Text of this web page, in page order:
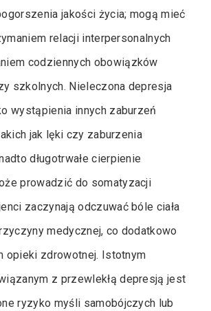
jakości życia; mogą mieć
relacji interpersonalnych
codziennych obowiązków
szkolnych. Nieleczona depresja
wystąpienia innych zaburzeń
jak lęki czy zaburzenia
długotrwałe cierpienie
prowadzić do somatyzacji
zaczynają odczuwać bóle ciała
medycznej, co dodatkowo
opieki zdrowotnej. Istotnym
z przewlekłą depresją jest
ryzyko myśli samobójczych lub